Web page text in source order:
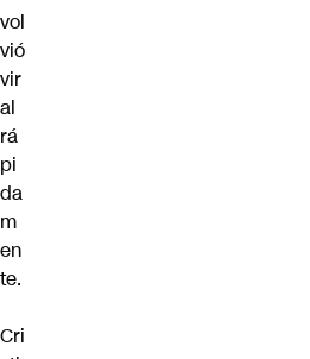
vol
vió
vir
al
rá
pi
da
m
en
te.
Cri